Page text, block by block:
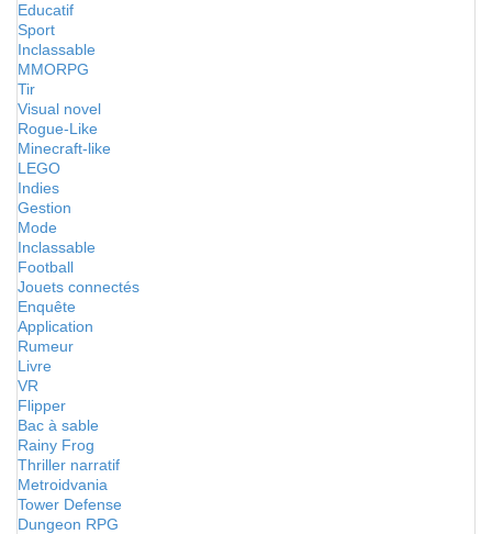
Educatif
Sport
Inclassable
MMORPG
Tir
Visual novel
Rogue-Like
Minecraft-like
LEGO
Indies
Gestion
Mode
Inclassable
Football
Jouets connectés
Enquête
Application
Rumeur
Livre
VR
Flipper
Bac à sable
Rainy Frog
Thriller narratif
Metroidvania
Tower Defense
Dungeon RPG